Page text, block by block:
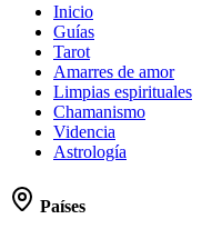
Inicio
Guías
Tarot
Amarres de amor
Limpias espirituales
Chamanismo
Videncia
Astrología
Países